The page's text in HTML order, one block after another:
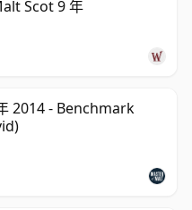
Scot 9 年
2014 - Benchmark